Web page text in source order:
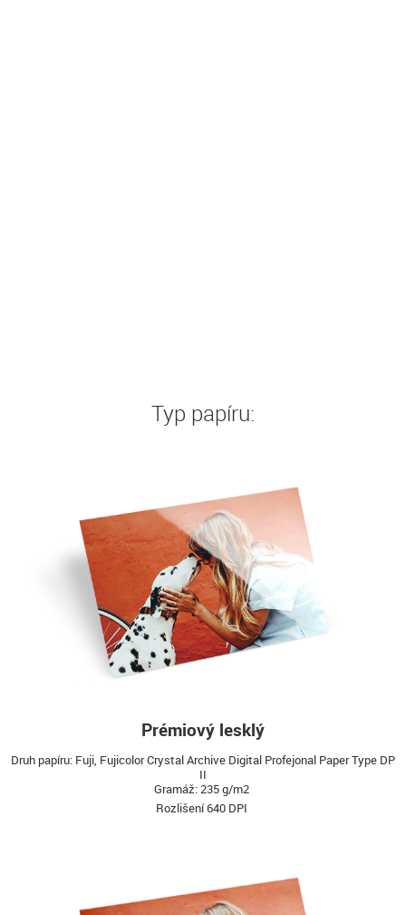
Typ papíru:
Prémiový lesklý
Druh papíru: Fuji, Fujicolor Crystal Archive Digital Profejonal Paper Type DP
II
Gramáž: 235 g/m2
Rozlišení 640 DPI